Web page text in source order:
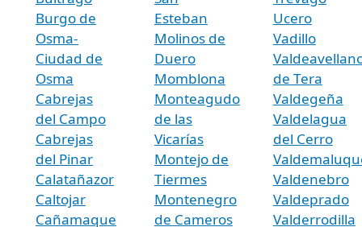
Burgo de
Osma-
Ciudad de
Osma
Cabrejas
del Campo
Cabrejas
del Pinar
Calatañazor
Caltojar
Cañamaque
Esteban
Molinos de
Duero
Momblona
Monteagudo
de las
Vicarías
Montejo de
Tiermes
Montenegro
de Cameros
Ucero
Vadillo
de Tera
Valdegeña
Valdelagua
del Cerro
Valdenebro
Valdeprado
Valderrodilla